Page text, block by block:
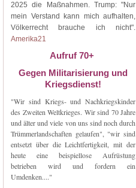
2025 die Maßnahmen. Trump: "Nur
mein Verstand kann mich aufhalten,
Völkerrecht brauche ich nicht".
Amerika21
Aufruf 70+
Gegen Militarisierung und
Kriegsdienst!
"Wir sind Kriegs- und Nachkriegskinder
des Zweiten Weltkrieges. Wir sind 70 Jahre
und älter und viele von uns sind noch durch
Trümmerlandschaften gelaufen", "wir sind
entsetzt über die Leichtfertigkeit, mit der
heute eine beispiellose Aufrüstung
betrieben wird und fordern ein
Umdenken...."